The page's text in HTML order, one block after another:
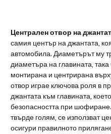
Централен отвор на
самия център на джантата,
автомобила. Диаметърът му
диаметъра на главината,
монтирана и центрирана
отвор играе ключова роля в
джантата към главината,
безопасността при
твърде голям, се използват
осигури правилното